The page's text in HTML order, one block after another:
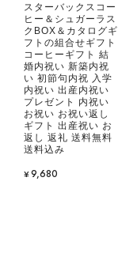
スターバックスコー
ヒー＆シュガーラス
クBOX＆カタログギ
フトの組合せギフト
コーヒーギフト 結
婚内祝い 新築内祝
い 初節句内祝 入学
内祝い 出産内祝い
プレゼント 内祝い
お祝い お祝い返し
ギフト 出産祝い お
返し 返礼 送料無料
送料込み
¥9,680